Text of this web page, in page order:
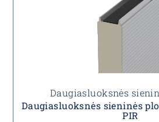
Daugiasluoksnės
Daugiasluoksnės sieninės
PIR